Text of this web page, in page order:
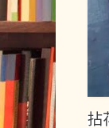
拈